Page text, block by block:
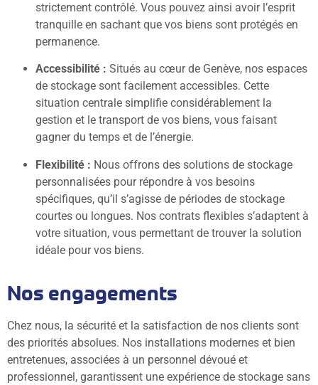
strictement contrôlé. Vous pouvez ainsi avoir l’esprit
tranquille en sachant que vos biens sont protégés en
permanence.
Accessibilité : Situés au cœur de Genève, nos espaces
de stockage sont facilement accessibles. Cette
situation centrale simplifie considérablement la
gestion et le transport de vos biens, vous faisant
gagner du temps et de l’énergie.
Flexibilité : Nous offrons des solutions de stockage
personnalisées pour répondre à vos besoins
spécifiques, qu’il s’agisse de périodes de stockage
courtes ou longues. Nos contrats flexibles s’adaptent à
votre situation, vous permettant de trouver la solution
idéale pour vos biens.
Nos engagements
Chez nous, la sécurité et la satisfaction de nos clients sont
des priorités absolues. Nos installations modernes et bien
entretenues, associées à un personnel dévoué et
professionnel, garantissent une expérience de stockage sans